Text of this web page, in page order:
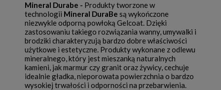
Mineral Durabe - Produkty tworzone w
technologii Mineral DuraBe są wykończone
niezwykle odporną powłoką Gelcoat. Dzięki
zastosowaniu takiego rozwiązania wanny, umywalki i
brodziki charakteryzują bardzo dobre właściwości
użytkowe i estetyczne. Produkty wykonane z odlewu
mineralnego, który jest mieszanką naturalnych
kamieni, jak marmur czy granit oraz żywicy, cechuje
idealnie gładka, nieporowata powierzchnia o bardzo
wysokiej trwałości i odporności na przebarwienia.